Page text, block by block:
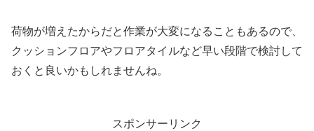
荷物が増えたからだと作業が大変になることもあるので、
クッションフロアやフロアタイルなど早い段階で検討して
おくと良いかもしれませんね。
スポンサーリンク